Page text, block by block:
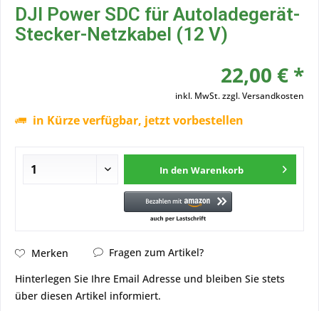
DJI Power SDC für Autoladegerät-
Stecker-Netzkabel (12 V)
22,00 € *
inkl. MwSt.zzgl. Versandkosten
in Kürze verfügbar, jetzt vorbestellen
In den Warenkorb
Merken
Fragen zum Artikel?
Hinterlegen Sie Ihre Email Adresse und bleiben Sie stets
über diesen Artikel informiert.